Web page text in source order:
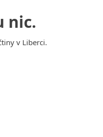
nic.
v Liberci.